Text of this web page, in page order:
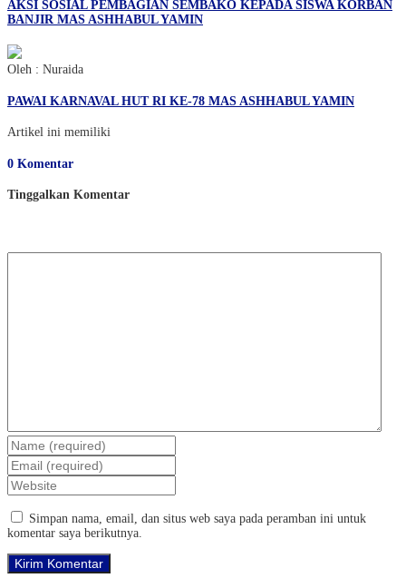
AKSI SOSIAL PEMBAGIAN SEMBAKO KEPADA SISWA KORBAN
BANJIR MAS ASHHABUL YAMIN
Oleh : Nuraida
PAWAI KARNAVAL HUT RI KE-78 MAS ASHHABUL YAMIN
Artikel ini memiliki
0 Komentar
Tinggalkan Komentar
Simpan nama, email, dan situs web saya pada peramban ini untuk
komentar saya berikutnya.